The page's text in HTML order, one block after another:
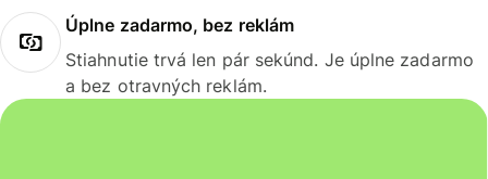
Úplne zadarmo, bez reklám
Stiahnutie trvá len pár sekúnd. Je úplne zadarmo
a bez otravných reklám.